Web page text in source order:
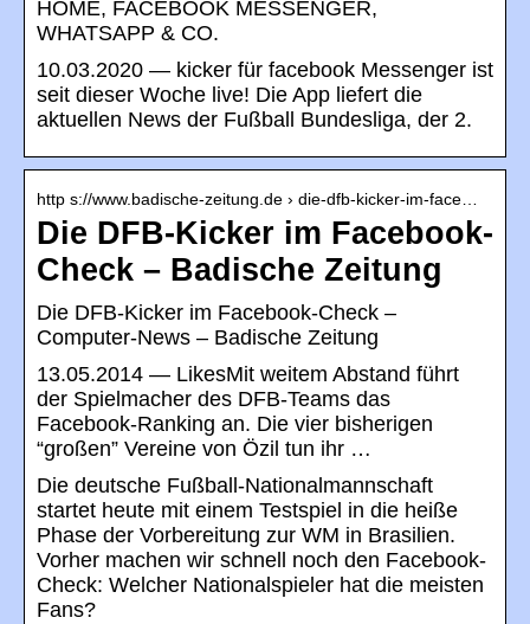
HOME, FACEBOOK MESSENGER,
WHATSAPP & CO.
10.03.2020 — kicker für facebook Messenger ist
seit dieser Woche live! Die App liefert die
aktuellen News der Fußball Bundesliga, der 2.
http s://www.badische-zeitung.de › die-dfb-kicker-im-face…
Die DFB-Kicker im Facebook-
Check – Badische Zeitung
Die DFB-Kicker im Facebook-Check –
Computer-News – Badische Zeitung
13.05.2014 — LikesMit weitem Abstand führt
der Spielmacher des DFB-Teams das
Facebook-Ranking an. Die vier bisherigen
“großen” Vereine von Özil tun ihr …
Die deutsche Fußball-Nationalmannschaft
startet heute mit einem Testspiel in die heiße
Phase der Vorbereitung zur WM in Brasilien.
Vorher machen wir schnell noch den Facebook-
Check: Welcher Nationalspieler hat die meisten
Fans?